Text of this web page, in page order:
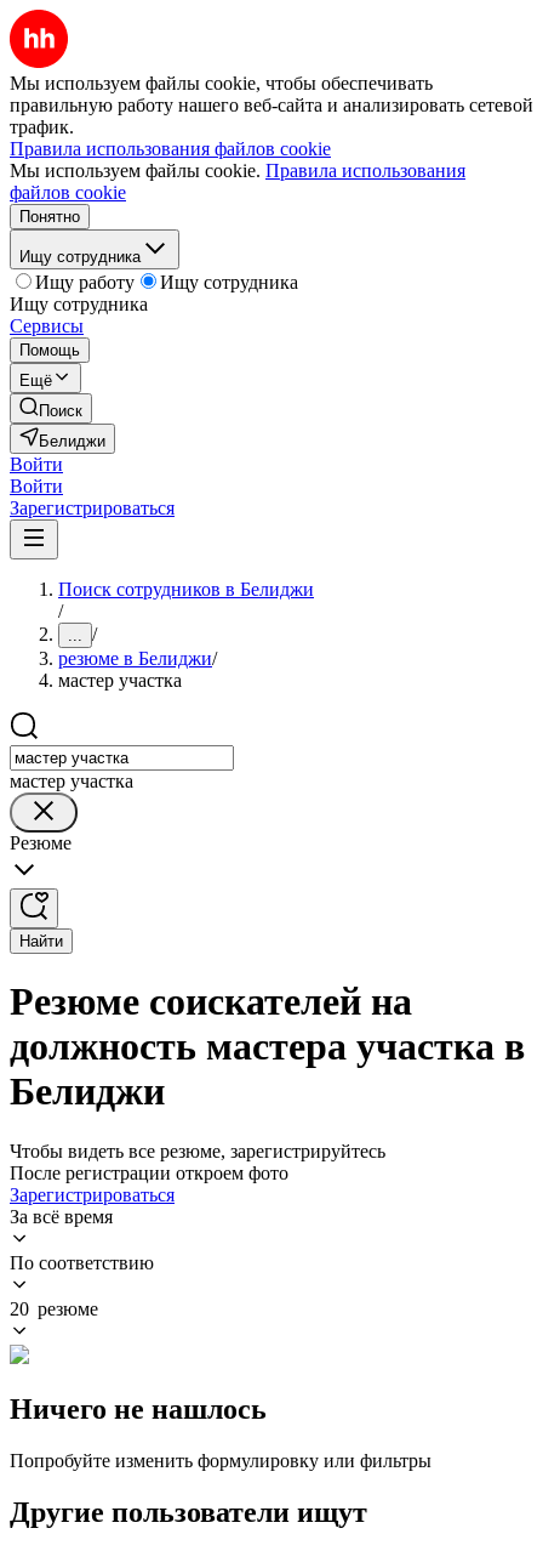
Мы используем файлы cookie, чтобы обеспечивать
правильную работу нашего веб-сайта и анализировать сетевой
трафик.
Правила использования файлов cookie
Мы используем файлы cookie. Правила использования
файлов cookie
Понятно
Ищу сотрудника
Ищу работу
Ищу сотрудника
Ищу сотрудника
Сервисы
Помощь
Ещё
Поиск
Белиджи
Войти
Войти
Зарегистрироваться
Поиск сотрудников в Белиджи
/
... /
резюме в Белиджи/
мастер участка
мастер участка
Резюме
Найти
Резюме соискателей на
должность мастера участка в
Белиджи
Чтобы видеть все резюме, зарегистрируйтесь
После регистрации откроем фото
Зарегистрироваться
За всё время
По соответствию
20 резюме
Ничего не нашлось
Попробуйте изменить формулировку или фильтры
Другие пользователи ищут